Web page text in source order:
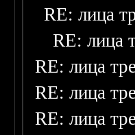
RE: лица
RE: лица
RE: лица
RE: лица
RE: лица